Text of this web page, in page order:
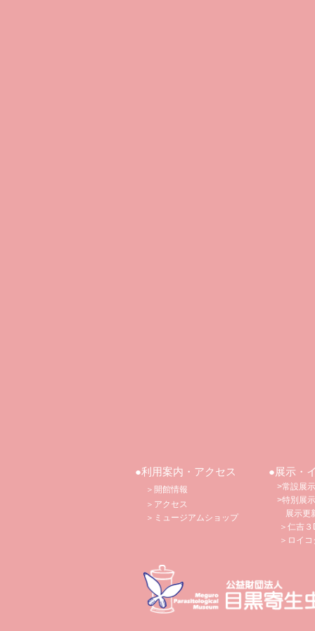
●利用案内・アクセス
＞開館情報
＞アクセス
​ ＞ ミュージアムショップ
●展示・
>常設展示
>特別展
展示更
＞仁吉３
＞ロイコ